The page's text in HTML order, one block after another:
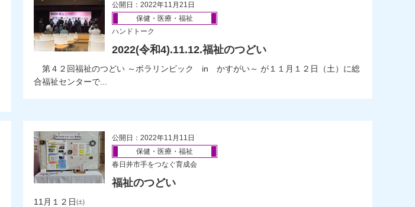
公開日：2022年11月21日
保健・医療・福祉
ハンドトーク
2022(令和4).11.12.福祉のつどい
第４２回福祉のつどい ～ボラリンピック in かすがい～ が１１月１２日（土）に総
合福祉センターで...
公開日：2022年11月11日
保健・医療・福祉
春日井市手をつなぐ育成会
福祉のつどい
11月１２日㈯